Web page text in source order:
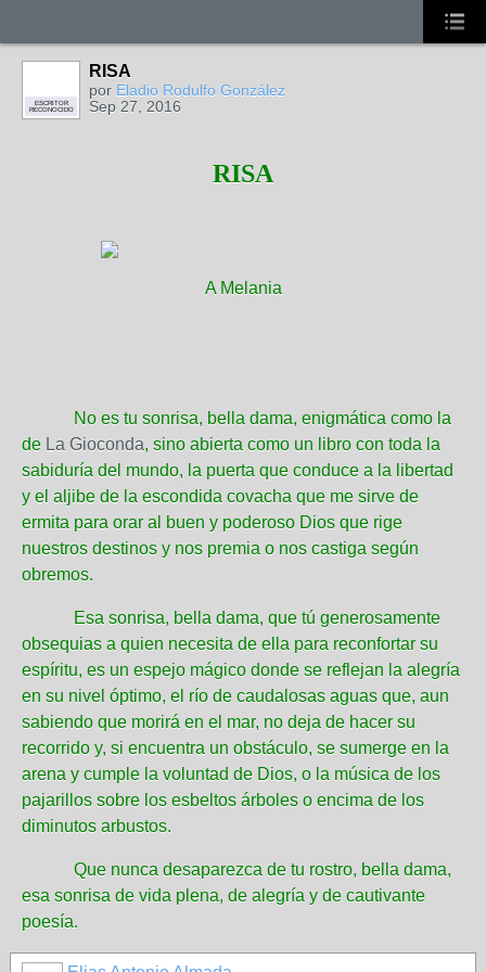
ESCRITOR
RECONOCIDO
RISA
por Eladio Rodulfo González
Sep 27, 2016
RISA
A Melania
No es tu sonrisa, bella dama, enigmática como la
de La Gioconda, sino abierta como un libro con toda la
sabiduría del mundo, la puerta que conduce a la libertad
y el aljibe de la escondida covacha que me sirve de
ermita para orar al buen y poderoso Dios que rige
nuestros destinos y nos premia o nos castiga según
obremos.
Esa sonrisa, bella dama, que tú generosamente
obsequias a quien necesita de ella para reconfortar su
espíritu, es un espejo mágico donde se reflejan la alegría
en su nivel óptimo, el río de caudalosas aguas que, aun
sabiendo que morirá en el mar, no deja de hacer su
recorrido y, si encuentra un obstáculo, se sumerge en la
arena y cumple la voluntad de Dios, o la música de los
pajarillos sobre los esbeltos árboles o encima de los
diminutos arbustos.
Que nunca desaparezca de tu rostro, bella dama,
esa sonrisa de vida plena, de alegría y de cautivante
poesía.